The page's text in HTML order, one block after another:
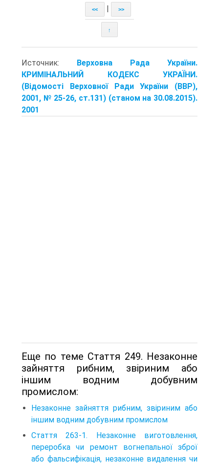
<< >>
↑
Источник: Верховна Рада України.
КРИМІНАЛЬНИЙ КОДЕКС УКРАЇНИ.
(Відомості Верховної Ради України (ВВР),
2001, № 25-26, ст.131) (станом на 30.08.2015).
2001
Еще по теме Стаття 249. Незаконне
зайняття рибним, звіриним або
іншим водним добувним
промислом:
Незаконне зайняття рибним, звіриним або
іншим водним добувним промислом
Стаття 263-1. Незаконне виготовлення,
переробка чи ремонт вогнепальної зброї
або фальсифікація, незаконне видалення чи